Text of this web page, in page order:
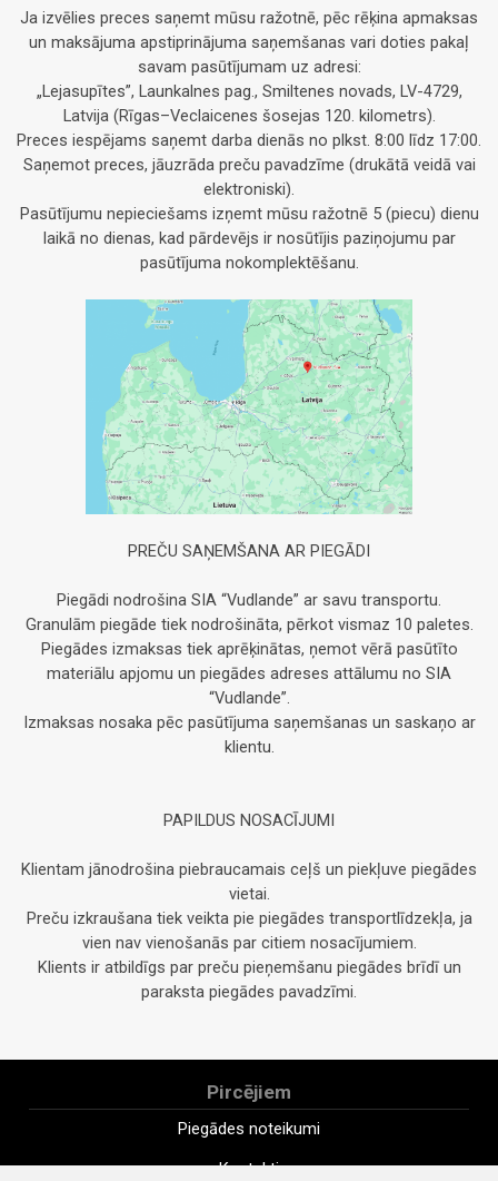
Ja izvēlies preces saņemt mūsu ražotnē, pēc rēķina apmaksas
un maksājuma apstiprinājuma saņemšanas vari doties pakaļ
savam pasūtījumam uz adresi:
„Lejasupītes”, Launkalnes pag., Smiltenes novads, LV-4729,
Latvija (Rīgas–Veclaicenes šosejas 120. kilometrs).
Preces iespējams saņemt darba dienās no plkst. 8:00 līdz 17:00.
Saņemot preces, jāuzrāda preču pavadzīme (drukātā veidā vai
elektroniski).
Pasūtījumu nepieciešams izņemt mūsu ražotnē 5 (piecu) dienu
laikā no dienas, kad pārdevējs ir nosūtījis paziņojumu par
pasūtījuma nokomplektēšanu.
PREČU SAŅEMŠANA AR PIEGĀDI
Piegādi nodrošina SIA “Vudlande” ar savu transportu.
Granulām piegāde tiek nodrošināta, pērkot vismaz 10 paletes.
Piegādes izmaksas tiek aprēķinātas, ņemot vērā pasūtīto
materiālu apjomu un piegādes adreses attālumu no SIA
“Vudlande”.
Izmaksas nosaka pēc pasūtījuma saņemšanas un saskaņo ar
klientu.
PAPILDUS NOSACĪJUMI
Klientam jānodrošina piebraucamais ceļš un piekļuve piegādes
vietai.
Preču izkraušana tiek veikta pie piegādes transportlīdzekļa, ja
vien nav vienošanās par citiem nosacījumiem.
Klients ir atbildīgs par preču pieņemšanu piegādes brīdī un
paraksta piegādes pavadzīmi.
Pircējiem
Piegādes noteikumi
Kontakti